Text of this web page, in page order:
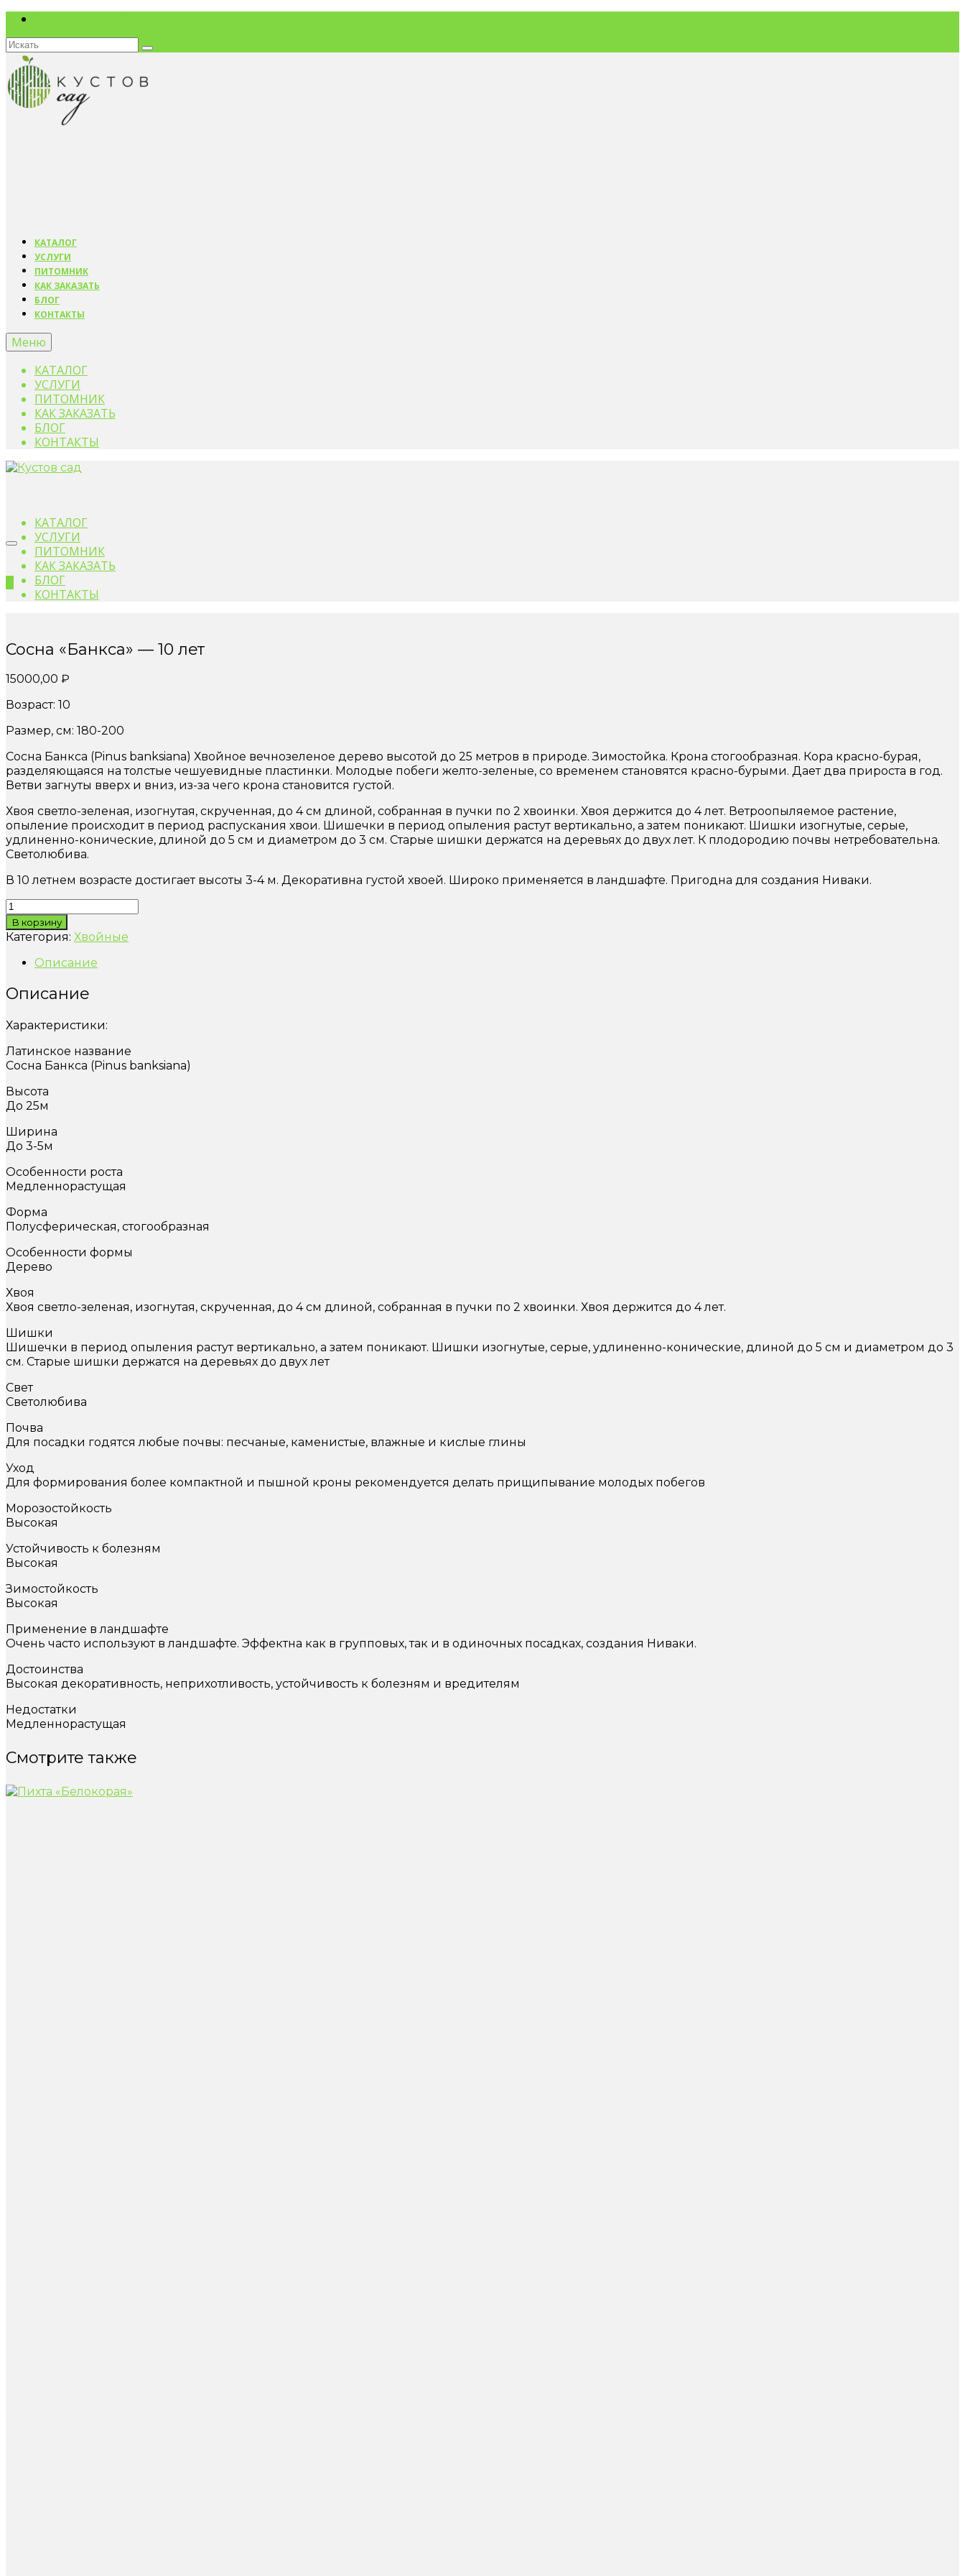
Искать:
КАТАЛОГ
УСЛУГИ
ПИТОМНИК
КАК ЗАКАЗАТЬ
БЛОГ
КОНТАКТЫ
Меню
КАТАЛОГ
УСЛУГИ
ПИТОМНИК
КАК ЗАКАЗАТЬ
БЛОГ
КОНТАКТЫ
КАТАЛОГ
УСЛУГИ
ПИТОМНИК
КАК ЗАКАЗАТЬ
БЛОГ
КОНТАКТЫ
Сосна «Банкса» — 10 лет
15000,00 ₽
Возраст: 10
Размер, см: 180-200
Сосна Банкса (Pinus banksiana) Хвойное вечнозеленое дерево высотой до 25 метров в природе. Зимостойка. Крона стогообразная. Кора красно-бурая,
разделяющаяся на толстые чешуевидные пластинки. Молодые побеги желто-зеленые, со временем становятся красно-бурыми. Дает два прироста в год.
Ветви загнуты вверх и вниз, из-за чего крона становится густой.
Хвоя светло-зеленая, изогнутая, скрученная, до 4 см длиной, собранная в пучки по 2 хвоинки. Хвоя держится до 4 лет. Ветроопыляемое растение,
опыление происходит в период распускания хвои. Шишечки в период опыления растут вертикально, а затем поникают. Шишки изогнутые, серые,
удлиненно-конические, длиной до 5 см и диаметром до 3 см. Старые шишки держатся на деревьях до двух лет. К плодородию почвы нетребовательна.
Светолюбива.
В 10 летнем возрасте достигает высоты 3-4 м. Декоративна густой хвоей. Широко применяется в ландшафте. Пригодна для создания Ниваки.
Количество
товара
Сосна
лет
В корзину
Категория: Хвойные
Описание
Описание
Характеристики:
Латинское название
Сосна Банкса (Pinus banksiana)
Высота
До 25м
Ширина
До 3-5м
Особенности роста
Медленнорастущая
Форма
Полусферическая, стогообразная
Особенности формы
Дерево
Хвоя
Хвоя светло-зеленая, изогнутая, скрученная, до 4 см длиной, собранная в пучки по 2 хвоинки. Хвоя держится до 4 лет.
Шишки
Шишечки в период опыления растут вертикально, а затем поникают. Шишки изогнутые, серые, удлиненно-конические, длиной до 5 см и диаметром до 3
см. Старые шишки держатся на деревьях до двух лет
Свет
Светолюбива
Почва
Для посадки годятся любые почвы: песчаные, каменистые, влажные и кислые глины
Уход
Для формирования более компактной и пышной кроны рекомендуется делать прищипывание молодых побегов
Морозостойкость
Высокая
Устойчивость к болезням
Высокая
Зимостойкость
Высокая
Применение в ландшафте
Очень часто используют в ландшафте. Эффектна как в групповых, так и в одиночных посадках, создания Ниваки.
Достоинства
Высокая декоративность, неприхотливость, устойчивость к болезням и вредителям
Недостатки
Медленнорастущая
Смотрите также